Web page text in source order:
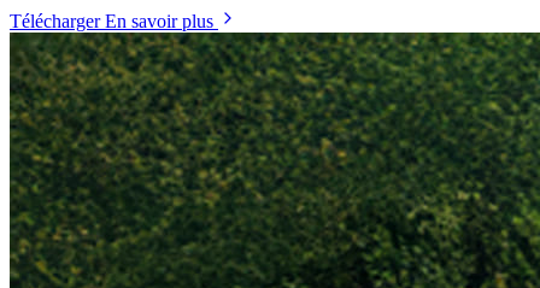
TéléchargerEn savoir plus